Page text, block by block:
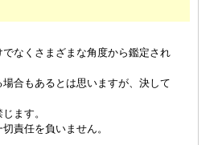
なくさまざまな角度から鑑定され
合もあるとは思いますが、決して
ます。
責任を負いません。